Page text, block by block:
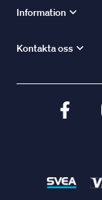
Information
Kontakta oss